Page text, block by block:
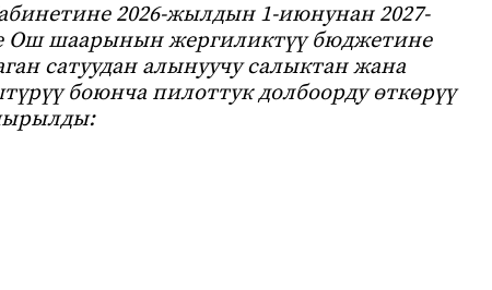
2026-жылдын 1-июнунан 2027-
Ош шаарынын жергиликтүү бюджетине
сатуудан алынуучу салыктан жана
боюнча пилоттук долбоорду өткөрүү